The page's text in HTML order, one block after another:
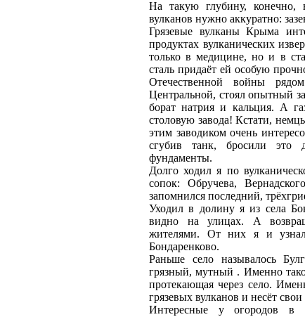
На такую глубину, конечно,
вулканов нужно аккуратно:
Грязевые вулканы Крыма
продуктах вулканических
только в медицине, но и в
сталь придаёт ей особую
Отечественной войны
Центральной, стоял опытный
борат натрия и кальция. А
столовую завода! Кстати,
этим заводиком очень
сгубив танк, бросили это
фундаменты.
Долго ходил я по
сопок: Обручева,
запомнился последний,
Уходил в долину я из села
видно на улицах. А
жителями. От них я и
Бондаренково.
Раньше село называлось
грязный, мутный . Именно
протекающая через село.
грязевых вулканов и несёт
Интересные у огородов в